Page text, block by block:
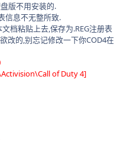
版不用安装的.
信息不无整所致.
档粘贴上去,保存为.REG注册表
改的,别忘记修改一下你COD4在
of Duty 4]